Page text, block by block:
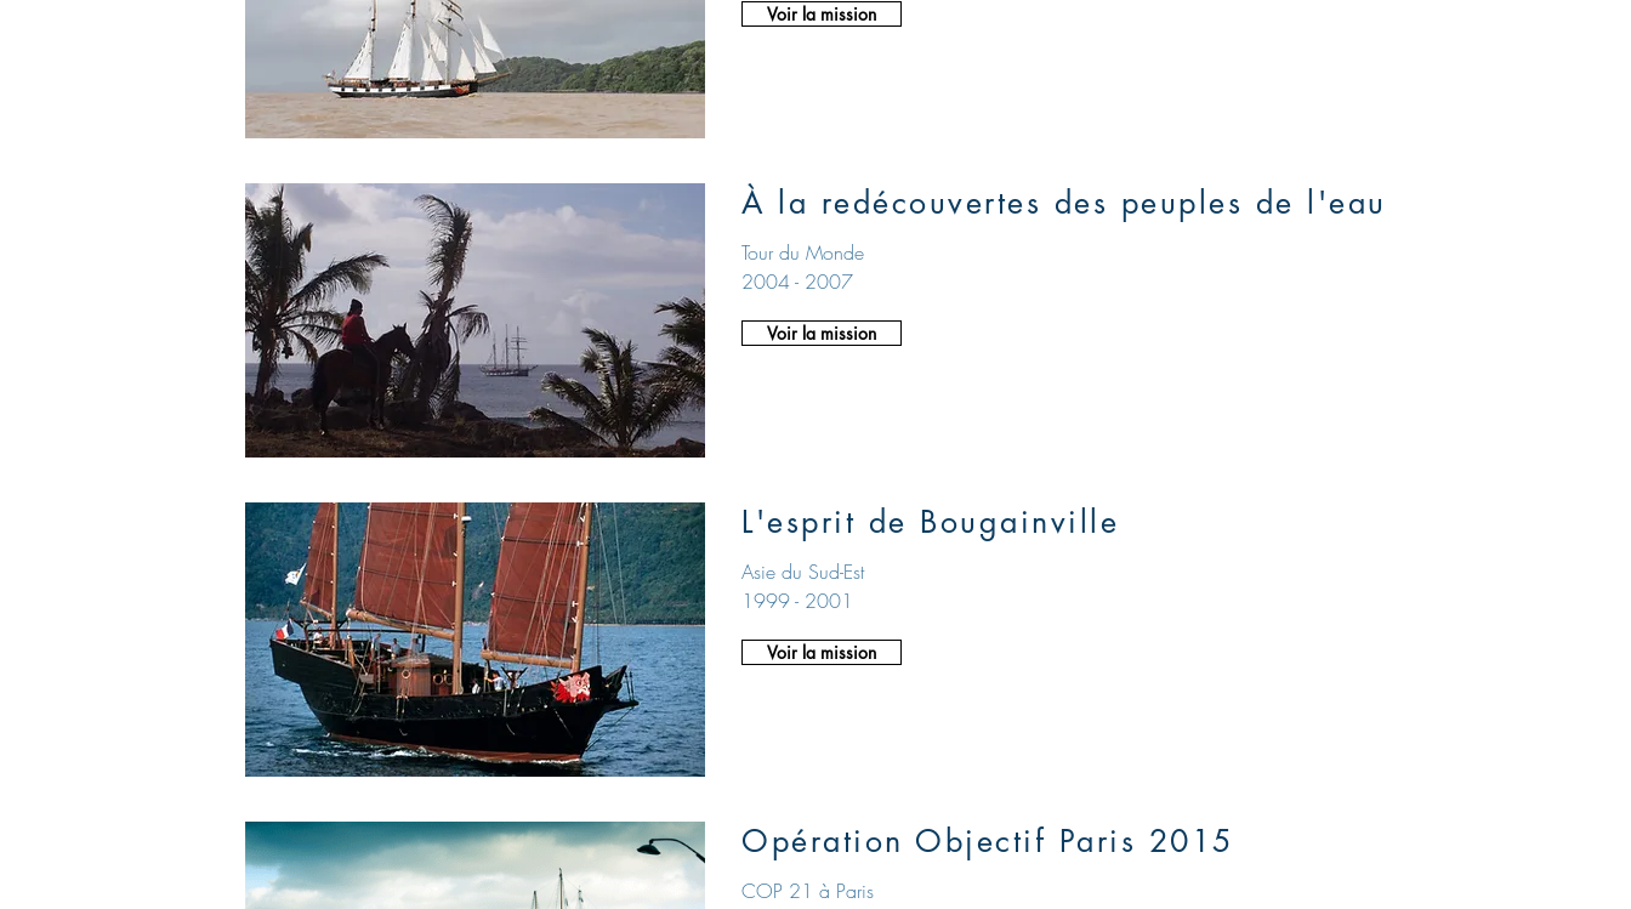
Voir la mission
À la redécouvertes des peuples de l'eau
Tour du Monde
2004 - 2007
Voir la mission
L'esprit de Bougainville
Asie du Sud-Est
1999 - 2001
Voir la mission
Opération Objectif Paris 2015
COP 21 à Paris